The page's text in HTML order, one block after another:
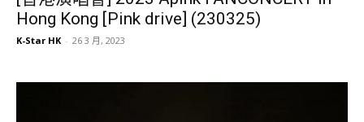
Hong Kong [Pink drive] (230325)
K-Star HK - 26 3 月, 2023